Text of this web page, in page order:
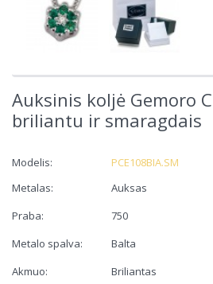
Auksinis koljė Gemoro
briliantu ir smaragdais
Modelis:
PCE108BIA.SM
Metalas:
Auksas
Praba:
750
Metalo spalva:
Balta
Akmuo:
Briliantas